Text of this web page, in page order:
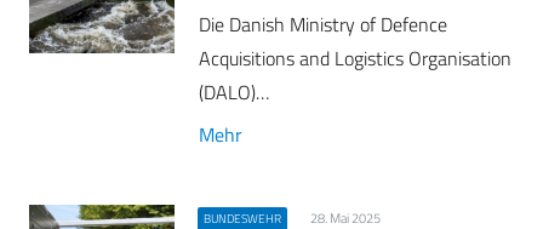
Die Danish Ministry of Defence
Acquisitions and Logistics Organisation
(DALO)…
Mehr
BUNDESWEHR 28. Mai 2025